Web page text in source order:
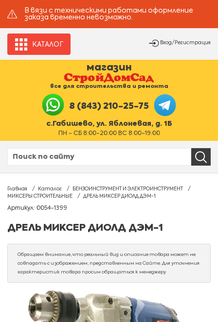
В вязи с техническими работами оформление
заказа временно невозможно.
КАТАЛОГ Вход/Регистрация
магазин
все для строительства и ремонта
8 (843) 210-25-75
с.Габишево, ул. Яблоневая, д. 1Б
ПН - СБ 8:00-20:00 ВС 8:00-19:00
Главная Каталог
БЕНЗОИНСТРУМЕНТ И ЭЛЕКТРОИНСТРУМЕНТ
МИКСЕРЫ СТРОИТЕЛЬНЫЕ
ДРЕЛЬ МИКСЕР ДИОЛД ДЭМ-1
Артикул: 0054-1399
ДРЕЛЬ МИКСЕР ДИОЛД ДЭМ-1
Обращаем внимание, что реальный вид и описание товара может не
совпадать с изображением, представленным на Сайте. Для уточнения
характеристик товара просим обращаться к менеджеру